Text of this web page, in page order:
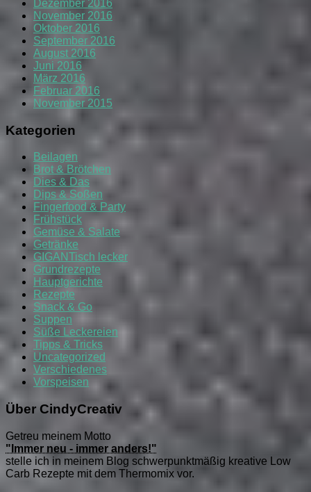
Dezember 2016
November 2016
Oktober 2016
September 2016
August 2016
Juni 2016
März 2016
Februar 2016
November 2015
Kategorien
Beilagen
Brot & Brötchen
Dies & Das
Dips & Soßen
Fingerfood & Party
Frühstück
Gemüse & Salate
Getränke
GIGANTisch lecker
Grundrezepte
Hauptgerichte
Rezepte
Snack & Go
Suppen
Süße Leckereien
Tipps & Tricks
Uncategorized
Verschiedenes
Vorspeisen
Über CindyCreativ
Getreu meinem Motto
"Immer neu - immer anders!"
stelle ich in meinem Blog schwerpunktmäßig kreative Low
Carb Rezepte mit dem Thermomix vor.